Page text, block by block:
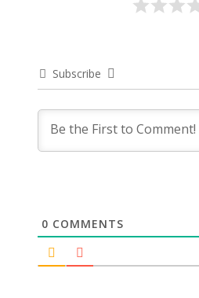
Subscribe
0 COMMENTS